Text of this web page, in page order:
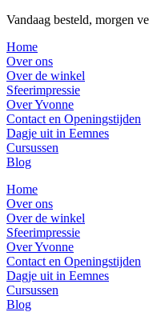
Vandaag besteld, morgen
Home
Over ons
Over de winkel
Sfeerimpressie
Over Yvonne
Contact en Openingstijden
Dagje uit in Eemnes
Cursussen
Blog
Home
Over ons
Over de winkel
Sfeerimpressie
Over Yvonne
Contact en Openingstijden
Dagje uit in Eemnes
Cursussen
Blog